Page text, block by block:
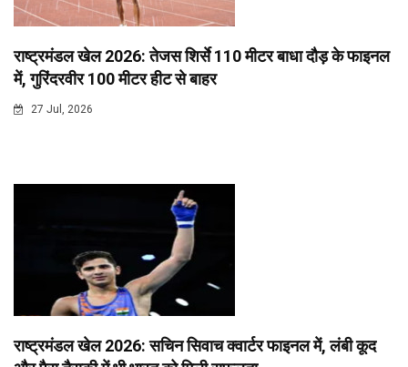
राष्ट्रमंडल खेल 2026: तेजस शिर्से 110 मीटर बाधा दौड़ के फाइनल
में, गुरिंदरवीर 100 मीटर हीट से बाहर
27 Jul, 2026
राष्ट्रमंडल खेल 2026: सचिन सिवाच क्वार्टर फाइनल में, लंबी कूद